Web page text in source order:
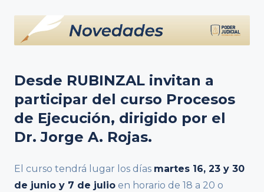
Desde RUBINZAL invitan a
participar del curso Procesos
de Ejecución, dirigido por el
Dr. Jorge A. Rojas.
El curso tendrá lugar los días martes 16, 23 y 30
de junio y 7 de julio en horario de 18 a 20 o